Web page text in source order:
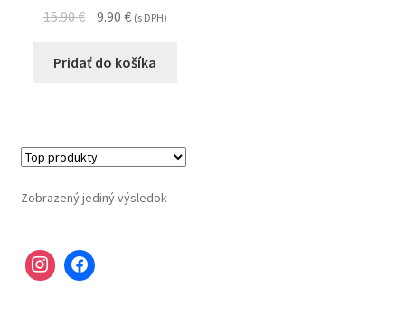
15.90€ 9.90 € (s DPH)
Pridať do košíka
Zobrazený jediný výsledok